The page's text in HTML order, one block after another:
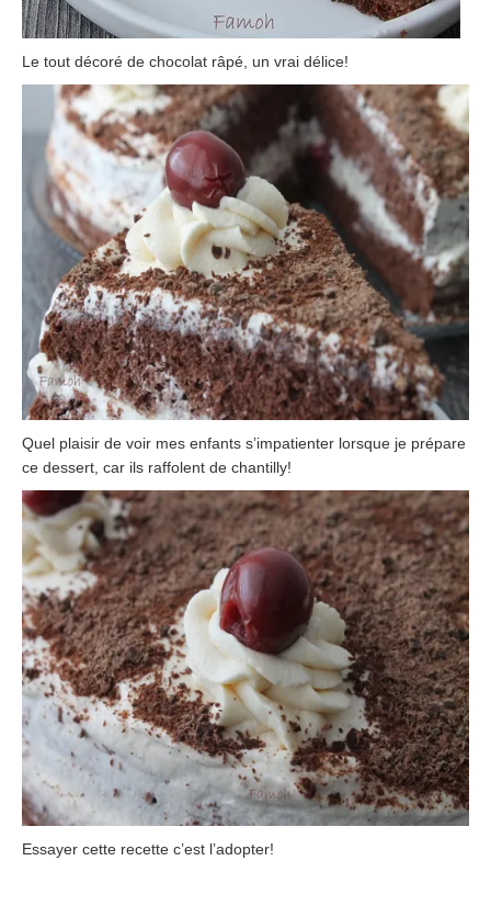
Le tout décoré de chocolat râpé, un vrai délice!
Quel plaisir de voir mes enfants s’impatienter lorsque je prépare
ce dessert, car ils raffolent de chantilly!
Essayer cette recette c’est l’adopter!